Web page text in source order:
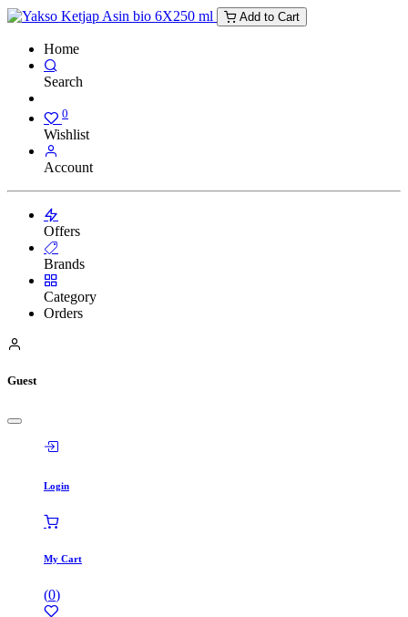
Add to Cart
Home
Search
0
Wishlist
Account
Offers
Brands
Category
Orders
Guest
Login
My Cart
(0)